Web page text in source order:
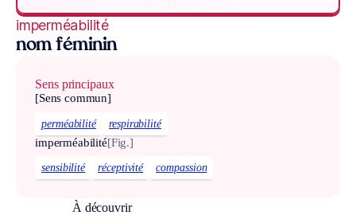
imperméabilité
nom féminin
Sens principaux
[Sens commun]
perméabilité respirabilité
imperméabilité[Fig.]
sensibilité réceptivité compassion
À découvrir